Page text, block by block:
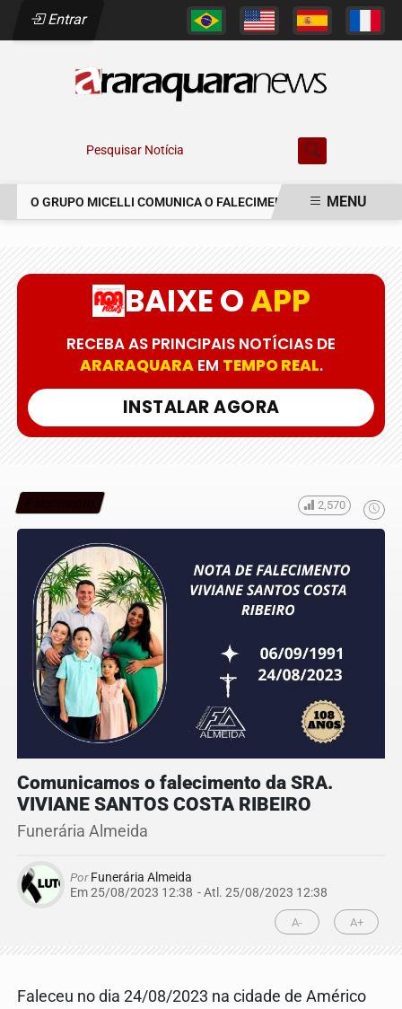
Entrar
Pesquisar Notícia
O GRUPO MICELLI COMUNICA O FALECIMENTO DO SR. MARCELO
MENU
BAIXE OAPP
RECEBA AS PRINCIPAIS NOTÍCIAS DE
ARARAQUARAEM TEMPO REAL.
INSTALAR AGORA
2,570
Comunicamos o falecimento da SRA.
VIVIANE SANTOS COSTA RIBEIRO
Funerária Almeida
PorFunerária Almeida
Em 25/08/2023 12:38 - Atl. 25/08/2023 12:38
A- A+
Faleceu no dia 24/08/2023 na cidade de Américo